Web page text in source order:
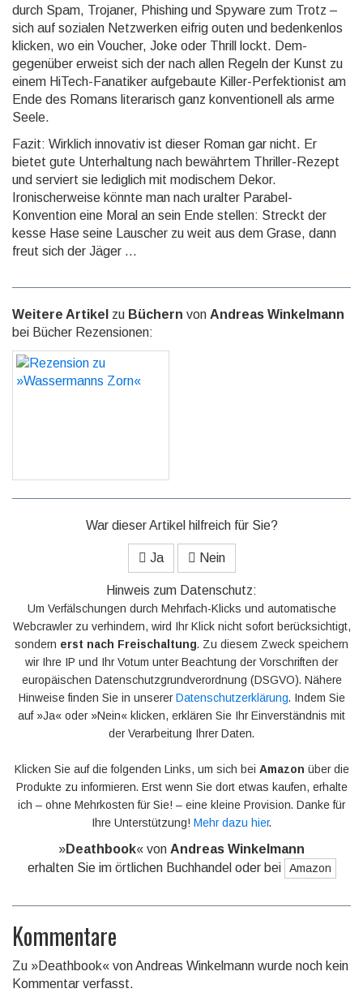
durch Spam, Trojaner, Phishing und Spyware zum Trotz –
sich auf sozialen Netzwerken eifrig outen und bedenkenlos
klicken, wo ein Voucher, Joke oder Thrill lockt. Dem­
gegenüber erweist sich der nach allen Regeln der Kunst zu
einem HiTech-Fanatiker aufgebaute Killer-Per­fektionist am
Ende des Romans literarisch ganz konventionell als arme
Seele.
Fazit: Wirklich innovativ ist dieser Roman gar nicht. Er
bietet gute Unterhaltung nach bewährtem Thriller-Rezept
und serviert sie lediglich mit modischem Dekor.
Ironischerweise könnte man nach uralter Parabel-
Konvention eine Moral an sein Ende stellen: Streckt der
kesse Hase seine Lauscher zu weit aus dem Grase, dann
freut sich der Jäger ...
Weitere Artikel zu Büchern von Andreas Winkelmann
bei Bücher Rezensionen:
Rezension zu
»Wassermanns Zorn«
War dieser Artikel hilfreich für Sie?
Ja Nein
Hinweis zum Datenschutz:
Um Verfälschungen durch Mehrfach-Klicks und automatische
Webcrawler zu verhindern, wird Ihr Klick nicht sofort berücksichtigt,
sondern erst nach Freischaltung. Zu diesem Zweck speichern
wir Ihre IP und Ihr Votum unter Beachtung der Vorschriften der
europäischen Datenschutzgrundverordnung (DSGVO). Nähere
Hinweise finden Sie in unsererDatenschutzerklärung. Indem Sie
auf »Ja« oder »Nein« klicken, erklären Sie Ihr Einverständnis mit
der Verarbeitung Ihrer Daten.
Klicken Sie auf die folgenden Links, um sich bei Amazon über die
Produkte zu informieren. Erst wenn Sie dort etwas kaufen, erhalte
ich – ohne Mehrkosten für Sie! – eine kleine Provision. Danke für
Ihre Unterstützung! Mehr dazu hier.
»Deathbook« von Andreas Winkelmann
erhalten Sie im örtlichen Buchhandel oder bei
Amazon
Kommentare
Zu »Deathbook« von Andreas Winkelmann wurde noch kein
Kommentar verfasst.